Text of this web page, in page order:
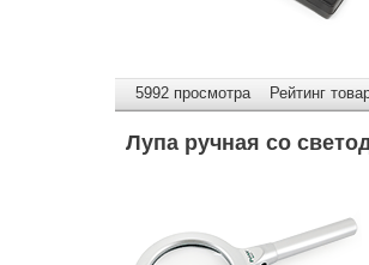
5992 просмотра Рейтинг
Лупа ручная со